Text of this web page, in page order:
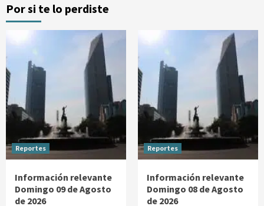
Por si te lo perdiste
Reportes
Información relevante
Domingo 09 de Agosto
de 2026
Reportes
Información relevante
Domingo 08 de Agosto
de 2026